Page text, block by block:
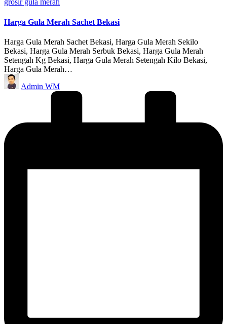
grosir gula merah
Harga Gula Merah Sachet Bekasi
Harga Gula Merah Sachet Bekasi, Harga Gula Merah Sekilo
Bekasi, Harga Gula Merah Serbuk Bekasi, Harga Gula Merah
Setengah Kg Bekasi, Harga Gula Merah Setengah Kilo Bekasi,
Harga Gula Merah…
Posted
by
Admin WM